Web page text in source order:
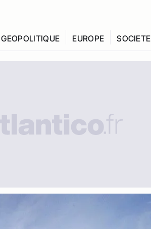
GEOPOLITIQUE EUROPE SOCIETE